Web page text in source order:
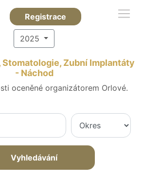
Registrace
2025
Stomatologie, Zubní Implantáty
- Náchod
oceněné organizátorem Orlové.
Vyhledávání